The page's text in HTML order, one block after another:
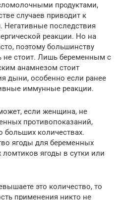
продуктами,
случаев приводит к
последствия
реакции. Но на
поэтому большинству
не стоит. Лишь беременным с
анамнезом стоит
дыни, особенно если ранее
иммунные реакции.
если женщина, не
противопоказаний,
больших количествах.
ягоды для беременных
ломтиков ягоды в сутки или
это количество, то
применения никто не